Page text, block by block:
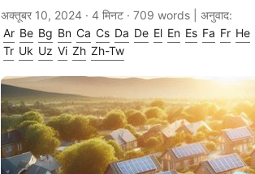
अक्तूबर 10, 2024 · 4 मिनट · 709 words | अनुवाद:
Ar Be Bg Bn Ca Cs Da De El En Es Fa Fr He
Tr Uk Uz Vi Zh Zh-Tw